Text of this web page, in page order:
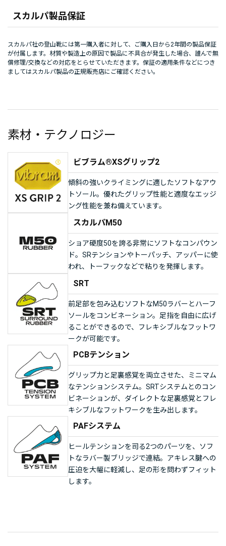
スカルパ製品保証
スカルパ社の登山靴には第一購入者に対して、ご購入日から2年間の製品保証
が付属します。材質や製造上の原因で製品に不具合が発生した場合、謹んで無
償修理/交換などの対応をとらせていただきます。保証の適用条件などにつき
ましてはスカルパ製品の正規販売店にご確認ください。
素材・テクノロジー
ビブラム®XSグリップ2
傾斜の強いクライミングに適したソフトなアウ
トソール。優れたグリップ性能と適度なエッジ
ング性能を兼ね備えています。
スカルパM50
ショア硬度50を誇る非常にソフトなコンパウン
ド。SRテンションやトーパッチ、アッパーに使
われ、トーフックなどで粘りを発揮します。
SRT
前足部を包み込むソフトなM50ラバーとハーフ
ソールをコンビネーション。足指を自由に広げ
ることができるので、フレキシブルなフットワ
ークが可能です。
PCBテンション
グリップ力と足裏感覚を両立させた、ミニマム
なテンションシステム。SRTシステムとのコン
ビネーションが、ダイレクトな足裏感覚とフレ
キシブルなフットワークを生み出します。
PAFシステム
ヒールテンションを司る2つのパーツを、ソフ
トなラバー製ブリッジで連結。アキレス腱への
圧迫を大幅に軽減し、足の形を問わずフィット
します。